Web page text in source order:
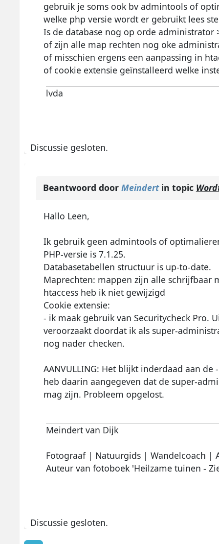
gebruik je soms ook bv admintools of
welke php versie wordt er gebruikt lees
Is de database nog op orde administrator
of zijn alle map rechten nog oke
of misschien ergens een aanpassing in
of cookie extensie geïnstalleerd welke
lvda
Discussie gesloten.
Beantwoord door Meindertin topic
Hallo Leen,
Ik gebruik geen admintools of
PHP-versie is 7.1.25.
Databasetabellen structuur is up-to-date.
Maprechten: mappen zijn alle schrijfbaar
htaccess heb ik niet gewijzigd
Cookie extensie:
- ik maak gebruik van Securitycheck Pro.
veroorzaakt doordat ik als super-
nog nader checken.
AANVULLING: Het blijkt inderdaad aan
heb daarin aangegeven dat de super-
mag zijn. Probleem opgelost.
Meindert van Dijk
Fotograaf | Natuurgids | Wandelcoach |
Auteur van fotoboek 'Heilzame tuinen -
Discussie gesloten.